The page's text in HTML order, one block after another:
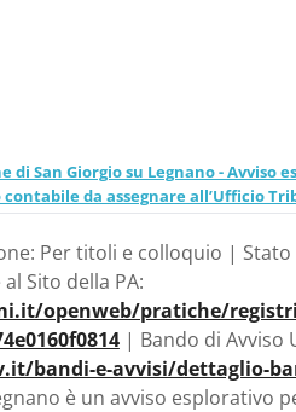
di San Giorgio su Legnano -
da assegnare all’Ufficio
Per titoli e colloquio |
Sito della PA:
openweb/pratiche/
| Bando di Avviso
bandi-e-avvisi/dettaglio-
è un avviso